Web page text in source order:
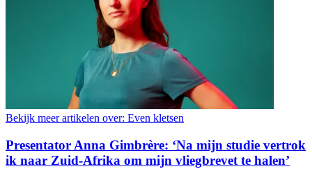
Bekijk meer artikelen over: Even kletsen
Presentator Anna Gimbrère: ‘Na mijn studie vertrok
ik naar Zuid-Afrika om mijn vliegbrevet te halen’